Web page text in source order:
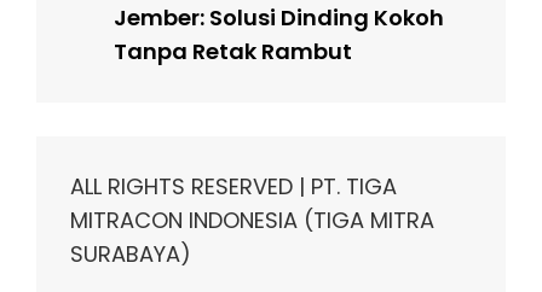
Jember: Solusi Dinding Kokoh
Tanpa Retak Rambut
ALL RIGHTS RESERVED | PT. TIGA
MITRACON INDONESIA (TIGA MITRA
SURABAYA)